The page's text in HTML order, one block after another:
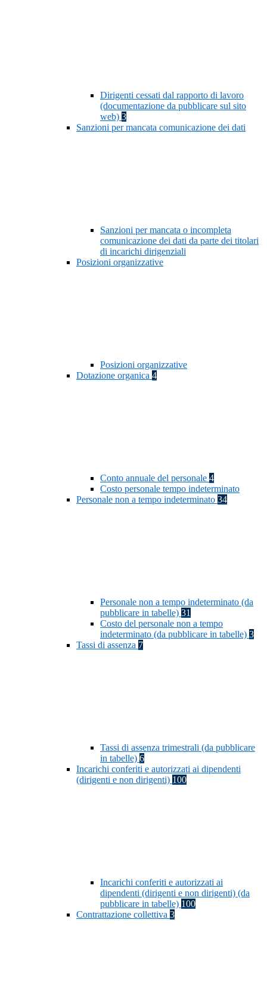
Dirigenti cessati dal rapporto di lavoro
(documentazione da pubblicare sul sito
web) 3
Sanzioni per mancata comunicazione dei dati
Sanzioni per mancata o incompleta
comunicazione dei dati da parte dei titolari
di incarichi dirigenziali
Posizioni organizzative
Posizioni organizzative
Dotazione organica 4
Conto annuale del personale 4
Costo personale tempo indeterminato
Personale non a tempo indeterminato 34
Personale non a tempo indeterminato (da
pubblicare in tabelle) 31
Costo del personale non a tempo
indeterminato (da pubblicare in tabelle) 3
Tassi di assenza 7
Tassi di assenza trimestrali (da pubblicare
in tabelle) 6
Incarichi conferiti e autorizzati ai dipendenti
(dirigenti e non dirigenti) 100
Incarichi conferiti e autorizzati ai
dipendenti (dirigenti e non dirigenti) (da
pubblicare in tabelle) 100
Contrattazione collettiva 3